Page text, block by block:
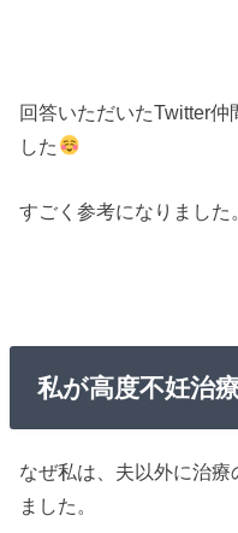
回答いただいたTwitter仲
した
すごく参考になりました
私が高度不妊治
なぜ私は、夫以外に治
ました。